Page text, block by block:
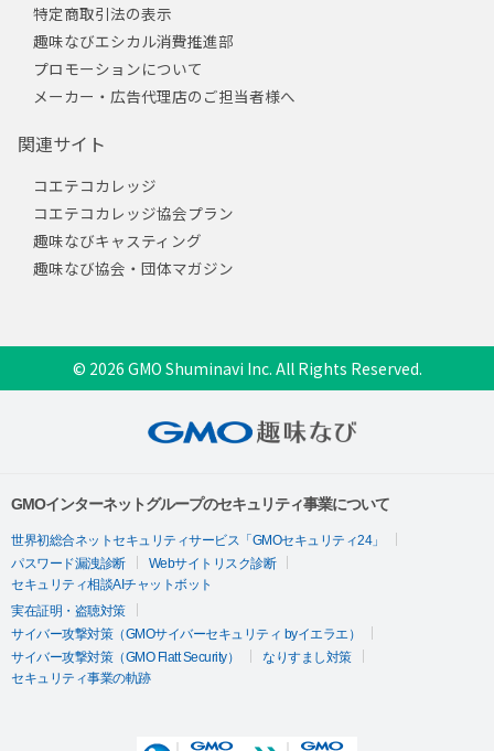
特定商取引法の表示
趣味なびエシカル消費推進部
プロモーションについて
メーカー・広告代理店のご担当者様へ
関連サイト
コエテコカレッジ
コエテコカレッジ協会プラン
趣味なびキャスティング
趣味なび協会・団体マガジン
© 2026 GMO Shuminavi Inc. All Rights Reserved.